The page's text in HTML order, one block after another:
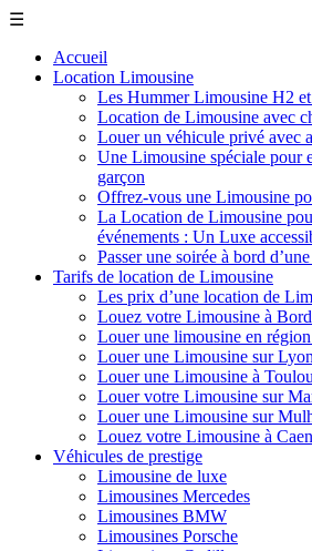
☰
Accueil
Location Limousine
Les Hummer Limousine H2
Location de Limousine avec
Louer un véhicule privé avec
Une Limousine spéciale pour
garçon
Offrez-vous une Limousine
La Location de Limousine
événements : Un Luxe
Passer une soirée à bord
Tarifs de location de Limousine
Les prix d’une location de
Louez votre Limousine à
Louer une limousine en
Louer une Limousine sur Lyon
Louer une Limousine à
Louer votre Limousine sur
Louer une Limousine sur
Louez votre Limousine à Caen
Véhicules de prestige
Limousine de luxe
Limousines Mercedes
Limousines BMW
Limousines Porsche